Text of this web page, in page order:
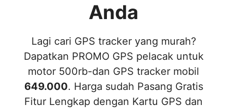
Anda
Lagi cari GPS tracker yang murah?
Dapatkan PROMO GPS pelacak untuk
motor 500rb-dan GPS tracker mobil
649.000. Harga sudah Pasang Gratis
Fitur Lengkap dengan Kartu GPS dan